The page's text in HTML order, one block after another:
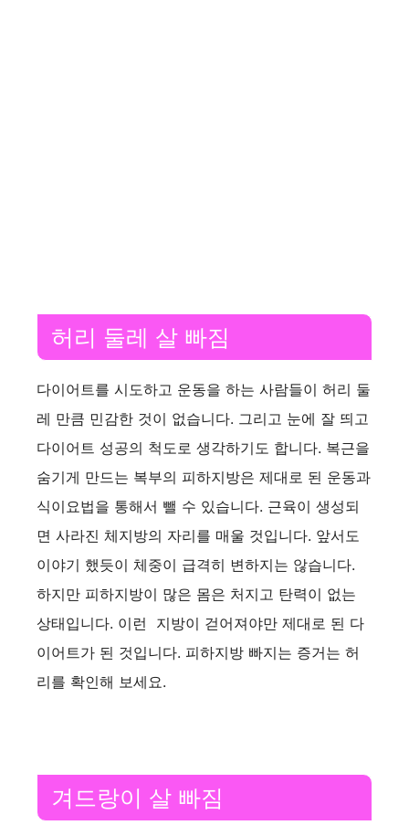
허리 둘레 살 빠짐
다이어트를 시도하고 운동을 하는 사람들이 허리 둘
레 만큼 민감한 것이 없습니다. 그리고 눈에 잘 띄고
다이어트 성공의 척도로 생각하기도 합니다. 복근을
숨기게 만드는 복부의 피하지방은 제대로 된 운동과
식이요법을 통해서 뺄 수 있습니다. 근육이 생성되
면 사라진 체지방의 자리를 매울 것입니다. 앞서도
이야기 했듯이 체중이 급격히 변하지는 않습니다.
하지만 피하지방이 많은 몸은 처지고 탄력이 없는
상태입니다. 이런 지방이 걷어져야만 제대로 된 다
이어트가 된 것입니다. 피하지방 빠지는 증거는 허
리를 확인해 보세요.
겨드랑이 살 빠짐